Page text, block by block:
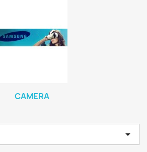
CAMERA
